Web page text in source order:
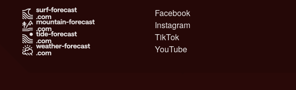
Facebook
Instagram
TikTok
YouTube